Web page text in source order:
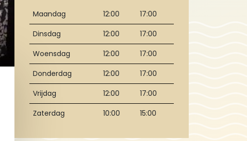
Maandag 12:00
17:00
Dinsdag
12:00
17:00
Woensdag
12:00
17:00
Donderdag
12:00
17:00
Vrijdag
12:00
17:00
Zaterdag
10:00 15:00